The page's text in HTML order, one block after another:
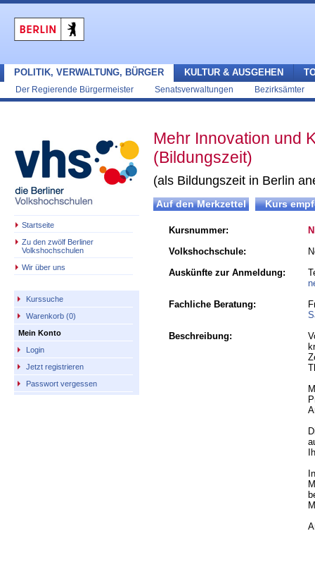
POLITIK, VERWALTUNG, BÜRGER
Der Regierende Bürgermeister Senatsverwaltungen Bezirksämter
KULTUR & AUSGEHEN
Startseite
Zu den zwölf Berliner
Volkshochschulen
Wir über uns
Kurssuche
Warenkorb (0)
Mein Konto
Login
Jetzt registrieren
Passwort vergessen
Mehr Innovation und
(Bildungszeit)
(als Bildungszeit in Berlin
Kursnummer:
Volkshochschule:
Auskünfte zur Anmeldung:
Fachliche Beratung:
Beschreibung: